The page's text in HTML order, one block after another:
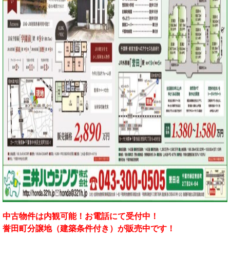
中古物件は内観可能！お電話にて受付中！
誉田町分譲地（建築条件付き）が販売中です！